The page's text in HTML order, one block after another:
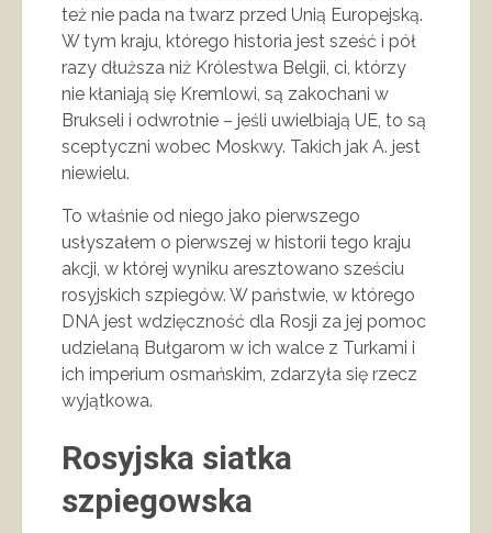
też nie pada na twarz przed Unią Europejską.
W tym kraju, którego historia jest sześć i pół
razy dłuższa niż Królestwa Belgii, ci, którzy
nie kłaniają się Kremlowi, są zakochani w
Brukseli i odwrotnie – jeśli uwielbiają UE, to są
sceptyczni wobec Moskwy. Takich jak A. jest
niewielu.
To właśnie od niego jako pierwszego
usłyszałem o pierwszej w historii tego kraju
akcji, w której wyniku aresztowano sześciu
rosyjskich szpiegów. W państwie, w którego
DNA jest wdzięczność dla Rosji za jej pomoc
udzielaną Bułgarom w ich walce z Turkami i
ich imperium osmańskim, zdarzyła się rzecz
wyjątkowa.
Rosyjska siatka
szpiegowska